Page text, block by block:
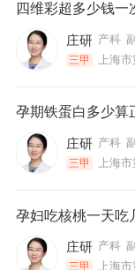
四维彩超多少钱一
庄研 产科
三甲 上海
孕期铁蛋白多少算
庄研 产科
三甲 上海
孕妇吃核桃一天吃
庄研 产科
三甲 上海